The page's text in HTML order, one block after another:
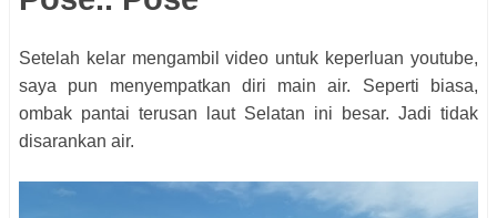
Setelah kelar mengambil video untuk keperluan youtube,
saya pun menyempatkan diri main air. Seperti biasa,
ombak pantai terusan laut Selatan ini besar. Jadi tidak
disarankan air.